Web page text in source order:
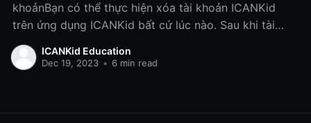
khoảnBạn có thể thực hiện xóa tài khoản ICANKid
trên ứng dụng ICANKid bất cứ lúc nào. Sau khi tài
khoản được xóa hoàn tất, gói dịch vụ, nội dung, thông
tin, dữ liệu, các quyền, sở thích liên
ICANKid Education
Dec 19, 2023 • 6 min read